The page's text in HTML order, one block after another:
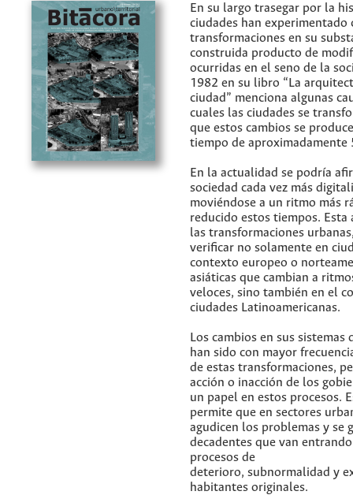
En su largo trasegar por la
ciudades han experimentado
transformaciones en su
construida producto de
ocurridas en el seno de la
1982 en su libro “La
ciudad” menciona algunas
cuales las ciudades se
que estos cambios se
tiempo de aproximadamente
En la actualidad se podría
sociedad cada vez más
moviéndose a un ritmo más
reducido estos tiempos. Esta
las transformaciones
verificar no solamente en
contexto europeo o
asiáticas que cambian a
veloces, sino también en el
ciudades Latinoamericanas.
Los cambios en sus sistemas
han sido con mayor
de estas transformaciones,
acción o inacción de los
un papel en estos procesos.
permite que en sectores
agudicen los problemas y se
decadentes que van
procesos de
deterioro, subnormalidad y
habitantes originales.